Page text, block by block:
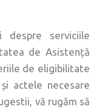
serviciile
de Asistență
de eligibilitate
actele necesare
vă rugăm să